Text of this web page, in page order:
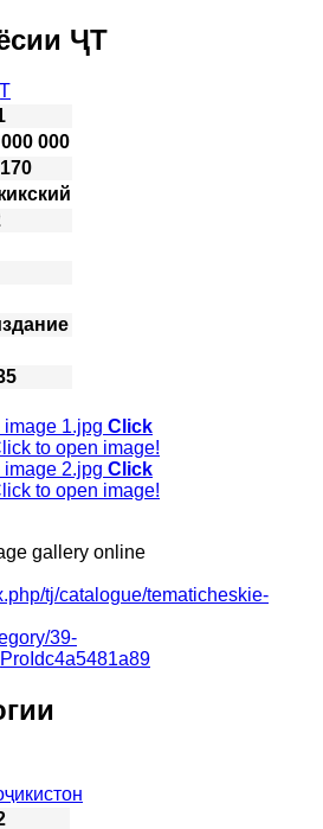
ҶТ
000
Click
to open image!
Click
to open image!
gallery online
tj/catalogue/tematicheskie-
39-